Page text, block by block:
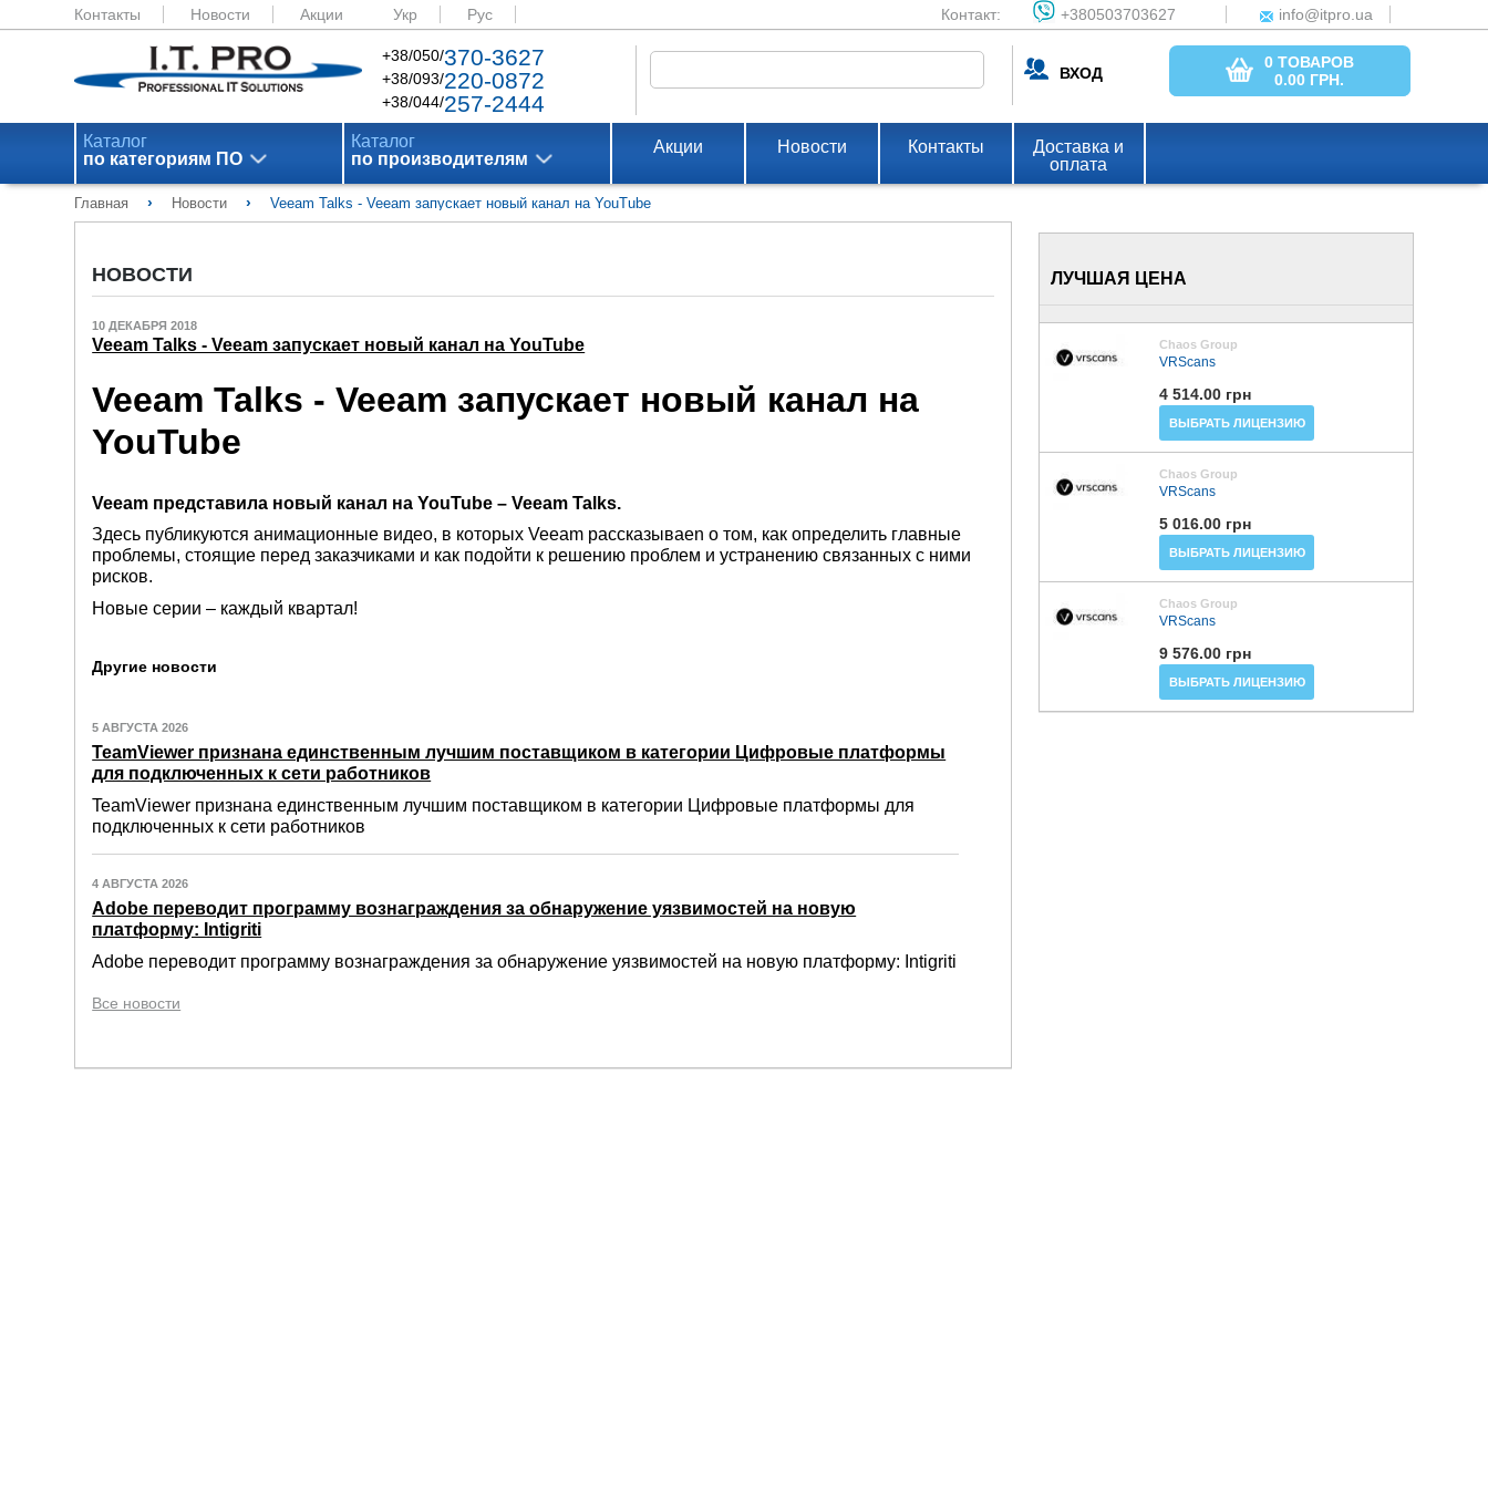
Контакты Новости Акции Укр Рус Контакт: +380503703627 info@itpro.ua
+38/050/370-3627
+38/093/220-0872
+38/044/257-2444
ВХОД
0 ТОВАРОВ
0.00 ГРН.
Каталог
по категориям ПО
Каталог
по производителям
Акции Новости Контакты
Доставка и
оплата
Главная › Новости › Veeam Talks - Veeam запускает новый канал на YouTube
НОВОСТИ
10 ДЕКАБРЯ 2018
Veeam Talks - Veeam запускает новый канал на YouTube
Veeam Talks - Veeam запускает новый канал на
YouTube
Veeam представила новый канал на YouTube – Veeam Talks.
Здесь публикуются анимационные видео, в которых Veeam рассказываеn о том, как определить главные
проблемы, стоящие перед заказчиками и как подойти к решению проблем и устранению связанных с ними
рисков.
Новые серии – каждый квартал!
Другие новости
5 АВГУСТА 2026
TeamViewer признана единственным лучшим поставщиком в категории Цифровые платформы
для подключенных к сети работников
TeamViewer признана единственным лучшим поставщиком в категории Цифровые платформы для
подключенных к сети работников
4 АВГУСТА 2026
Adobe переводит программу вознаграждения за обнаружение уязвимостей на новую
платформу: Intigriti
Adobe переводит программу вознаграждения за обнаружение уязвимостей на новую платформу: Intigriti
Все новости
ЛУЧШАЯ ЦЕНА
Chaos Group
VRScans
4 514.00 грн
ВЫБРАТЬ ЛИЦЕНЗИЮ
Chaos Group
VRScans
5 016.00 грн
ВЫБРАТЬ ЛИЦЕНЗИЮ
Chaos Group
VRScans
9 576.00 грн
ВЫБРАТЬ ЛИЦЕНЗИЮ